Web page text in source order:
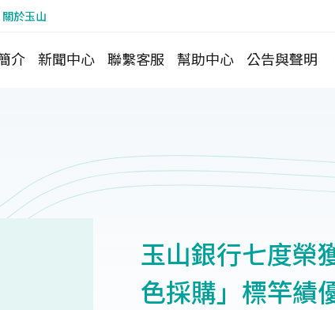
關於玉山
介 新聞中心 聯繫客服 幫助中心 公告與聲明
玉山銀行七度榮
色採購」標竿績